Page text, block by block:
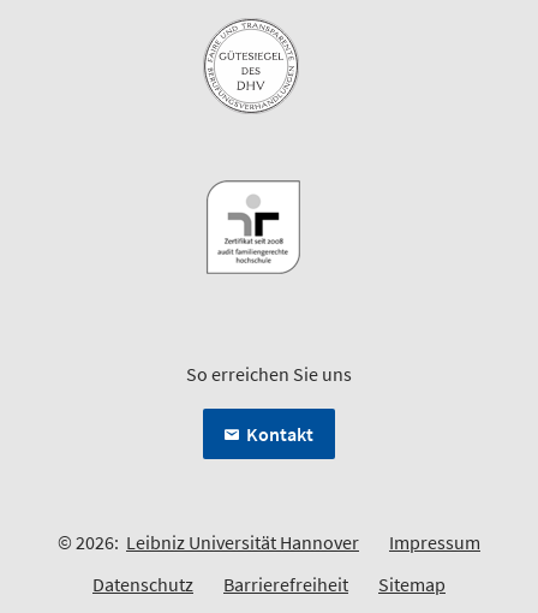
So erreichen Sie uns
Kontakt
© 2026: Leibniz Universität Hannover
Impressum
Datenschutz
Barrierefreiheit Sitemap